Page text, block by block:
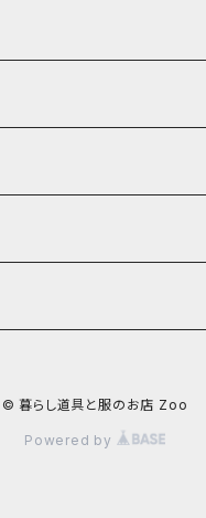
© 暮らし道具と服のお店 Zoo
Powered by